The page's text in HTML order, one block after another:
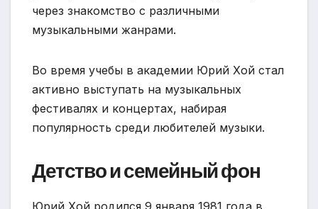
через знакомство с различными
музыкальными жанрами.
Во время учебы в академии Юрий Хой стал
активно выступать на музыкальных
фестивалях и концертах, набирая
популярность среди любителей музыки.
Детство и семейный фон
Юрий Хой родился 9 января 1981 года в